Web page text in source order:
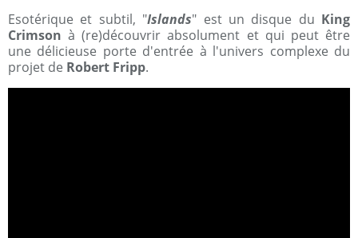
Esotérique et subtil, "Islands" est un disque du King
Crimson à (re)découvrir absolument et qui peut être
une délicieuse porte d'entrée à l'univers complexe du
projet de Robert Fripp.